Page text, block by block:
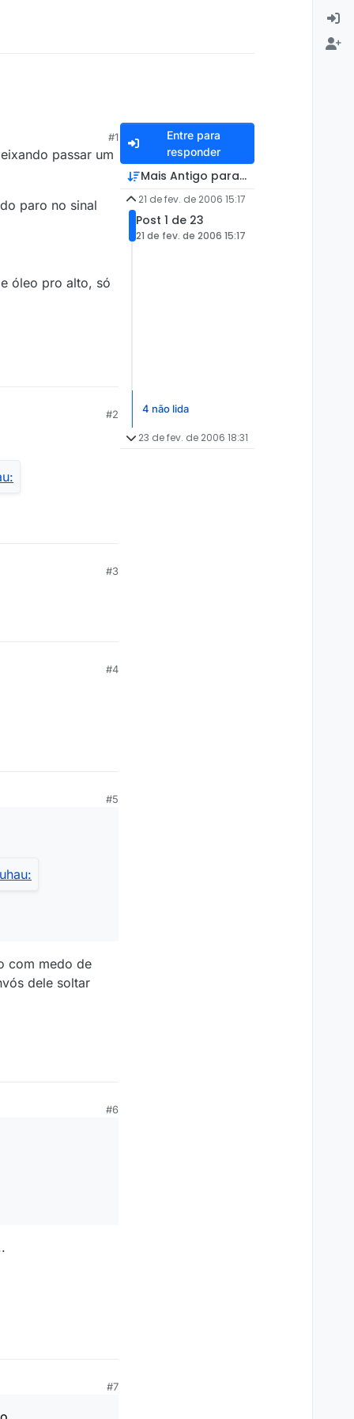
#1
passar um
paro no sinal
óleo pro alto, só
#2
#3
#4
#5
com medo de
dele soltar
#6
#7
Entre para
responder
Mais Antigo para Mais Recente
21 de fev. de 2006 15:17
Post 1 de 23
21 de fev. de 2006 15:17
4 não lida
23 de fev. de 2006 18:31